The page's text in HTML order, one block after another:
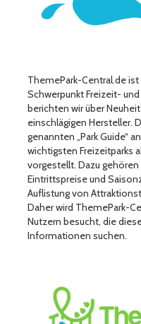
ThemePark-Central.de
Schwerpunkt Freizeit-
berichten wir über
einschlägigen Hersteller.
genannten „Park Guide“
wichtigsten Freizeitparks
vorgestellt. Dazu
Eintrittspreise und
Auflistung von
Daher wird ThemePark-
Nutzern besucht, die
Informationen suchen.